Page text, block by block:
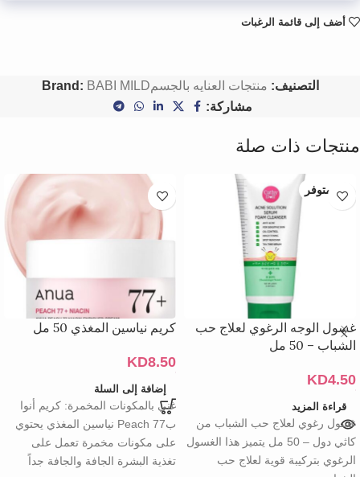
أضف إلى قائمة الرغبات
التصنيف: منتجات العنايه بالجسم Brand: BABI MILD
مشاركة:
منتجات ذات صلة
غير متوفر
غسول الوجه الرغوي لعلاج حب
الشباب – 50 مل
KD4.50
قراءة المزيد
غسول رغوي لعلاج حب الشباب من
كاثي دول – 50 مل يتميز هذا الغسول
الرغوي بتركيبة قوية لعلاج حب
كريم نياسين المغذي 50 مل
KD8.50
إضافة إلى السلة
غني بالمكونات المخمرة: كريم أنوا
بPeach 77 نياسين المغذي يحتوي
على مكونات مخمرة تعمل على
تغذية البشرة الجافة والجافة جداً